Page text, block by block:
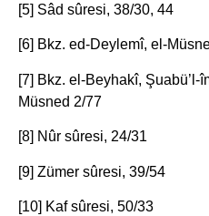
[5] Sâd sûresi, 38/30, 44
[6] Bkz. ed-Deylemî, el-
[7] Bkz. el-Beyhakî,
Müsned 2/77
[8] Nûr sûresi, 24/31
[9] Zümer sûresi, 39/54
[10] Kaf sûresi, 50/33